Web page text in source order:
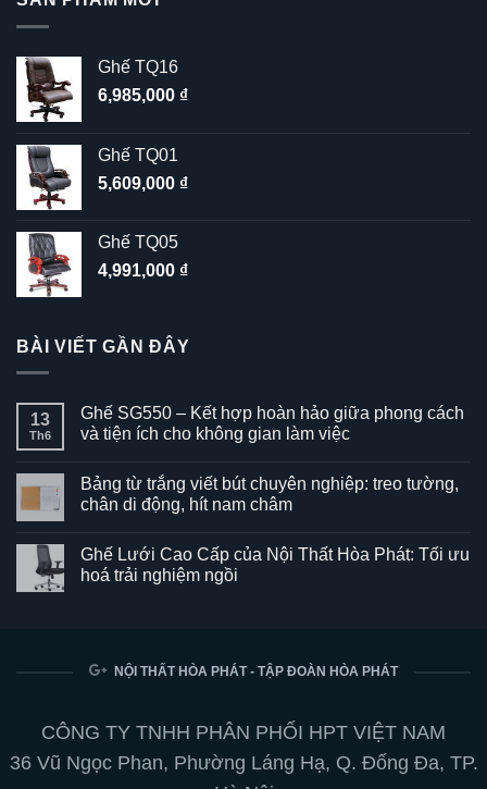
Ghế TQ16
6,985,000 ₫
Ghế TQ01
5,609,000 ₫
Ghế TQ05
4,991,000 ₫
BÀI VIẾT GẦN ĐÂY
13
Th6
Ghế SG550 – Kết hợp hoàn hảo giữa phong cách
và tiện ích cho không gian làm việc
bình
luận
ở
–
Kết
hợp
và
không
gian
việc
Bảng từ trắng viết bút chuyên nghiệp: treo tường,
chân di động, hít nam châm
bình
luận
ở
chuyên
chân
di
hít
Ghế Lưới Cao Cấp của Nội Thất Hòa Phát: Tối ưu
hoá trải nghiệm ngồi
Ghế
của
Nội
Hòa
NỘI THẤT HÒA PHÁT - TẬP ĐOÀN HÒA PHÁT
CÔNG TY TNHH PHÂN PHỐI HPT VIỆT NAM
36 Vũ Ngọc Phan, Phường Láng Hạ, Q. Đống Đa, TP.